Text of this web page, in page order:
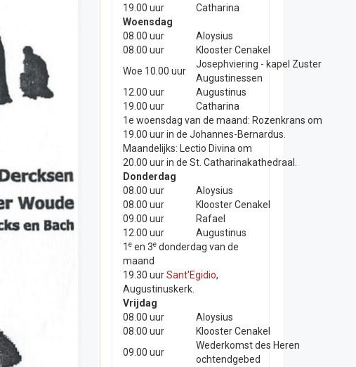
19.00 uur
Catharina
Woensdag
08.00 uur
Aloysius
08.00 uur
Klooster Cenakel
Woe 10.00 uur
Josephviering - kapel Zuster
Augustinessen
12.00 uur
Augustinus
19.00 uur
Catharina
1e woensdag van de maand: Rozenkrans om
19.00 uur in de Johannes-Bernardus.
Maandelijks: Lectio Divina om
20.00 uur in de St. Catharinakathedraal.
Donderdag
08.00 uur
Aloysius
08.00 uur
Klooster Cenakel
09.00 uur
Rafael
12.00 uur
Augustinus
1 een 3edonderdag van de
maand
19.30 uurSant'Egidio,
Augustinuskerk.
Vrijdag
08.00 uur
Aloysius
08.00 uur
Klooster Cenakel
09.00 uur
Wederkomst des Heren
ochtendgebed